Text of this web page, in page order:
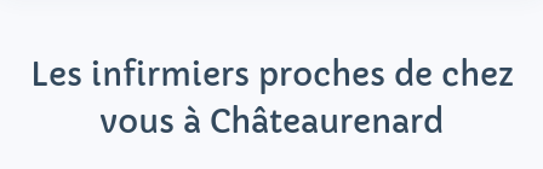
Les infirmiers proches de chez
vous à Châteaurenard